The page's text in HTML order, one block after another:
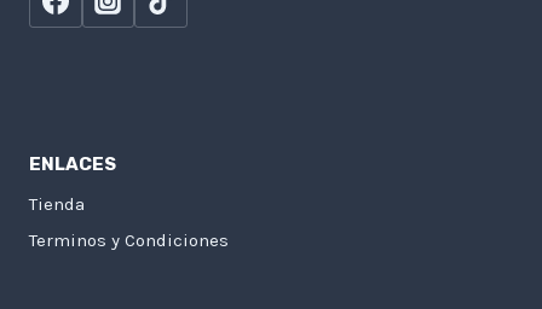
ENLACES
Tienda
Terminos y Condiciones